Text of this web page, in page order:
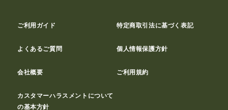
ご利用ガイド 特定商取引法に基づく表記
よくあるご質問 個人情報保護方針
会社概要 ご利用規約
カスタマーハラスメントについて
の基本方針